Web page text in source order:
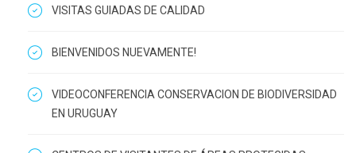
VISITAS GUIADAS DE CALIDAD
BIENVENIDOS NUEVAMENTE!
VIDEOCONFERENCIA CONSERVACION DE BIODIVERSIDAD
EN URUGUAY